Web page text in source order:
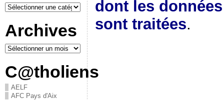
Archives
C@tholiens
AELF
AFC Pays d'Aix
dont les
sont traitées.